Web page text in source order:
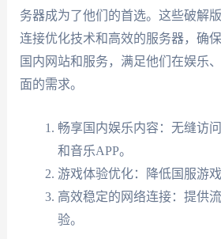
务器成为了他们的首选。这些破解
连接优化技术和高效的服务器，确
国内网站和服务，满足他们在娱乐
面的需求。
畅享国内娱乐内容：无缝访
和音乐APP。
游戏体验优化：降低国服游
高效稳定的网络连接：提供
验。